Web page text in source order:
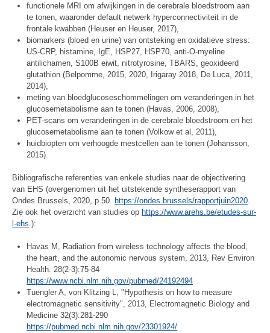
functionele MRI om afwijkingen in de cerebrale bloedstroom aan
te tonen, waaronder default netwerk hyperconnectiviteit in de
frontale kwabben (Heuser en Heuser, 2017),
biomarkers (bloed en urine) van ontsteking en oxidatieve stress:
US-CRP, histamine, IgE, HSP27, HSP70, anti-O-myeline
antilichamen, S100B eiwit, nitrotyrosine, TBARS, geoxideerd
glutathion (Belpomme, 2015, 2020, Irigaray 2018, De Luca, 2011,
2014),
meting van bloedglucoseschommelingen om veranderingen in het
glucosemetabolisme aan te tonen (Havas, 2006, 2008),
PET-scans om veranderingen in de cerebrale bloedstroom en het
glucosemetabolisme aan te tonen (Volkow et al, 2011),
huidbiopten om verhoogde mestcellen aan te tonen (Johansson,
2015).
Bibliografische referenties van enkele studies naar de objectivering
van EHS (overgenomen uit het uitstekende syntheserapport van
Ondes.Brussels, 2020, p.50.
https://ondes.brussels/rapportjuin2020
Zie ook het overzicht van studies op https://www.arehs.be/etudes-sur-
l-ehs .):
Havas M, Radiation from wireless technology affects the blood,
the heart, and the autonomic nervous system, 2013, Rev Environ
Health. 28(2-3):75-84
https://www.ncbi.nlm.nih.gov/pubmed/24192494
Tuengler A, von Klitzing L, "Hypothesis on how to measure
electromagnetic sensitivity", 2013, Electromagnetic Biology and
Medicine 32(3):281-290
https://pubmed.ncbi.nlm.nih.gov/23301924/